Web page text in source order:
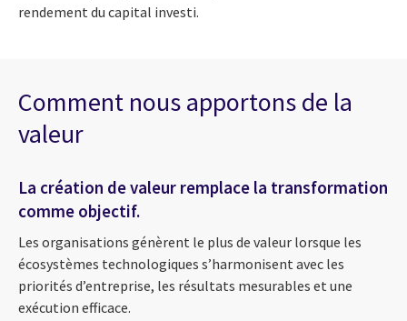
rendement du capital investi.
Comment nous apportons de la
valeur
La création de valeur remplace la transformation
comme objectif.
Les organisations génèrent le plus de valeur lorsque les
écosystèmes technologiques s’harmonisent avec les
priorités d’entreprise, les résultats mesurables et une
exécution efficace.